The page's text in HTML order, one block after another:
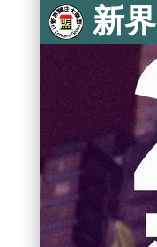
新